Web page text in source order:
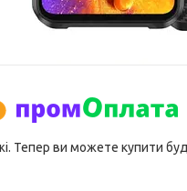
Тепер ви можете купити